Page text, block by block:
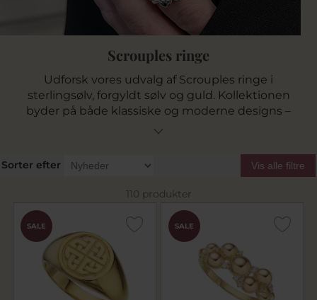
Scrouples ringe
Udforsk vores udvalg af Scrouples ringe i
sterlingsølv, forgyldt sølv og guld. Kollektionen
byder på både klassiske og moderne designs –
fra enkle Scrouples ringe uden sten til ringe
populære kugledetaljer. Find en Scrouples ring,
der passer til din stil og kan bruges alene eller
kombineres med flere ringe.
Sorter efter Vis alle filtre
110 produkter
SALE SALE